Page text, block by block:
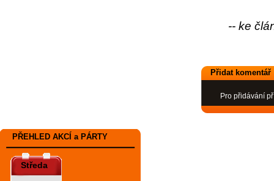
-- ke
Přidat komentář
Pro přidávání
PŘEHLED AKCÍ a PÁRTY
Středa